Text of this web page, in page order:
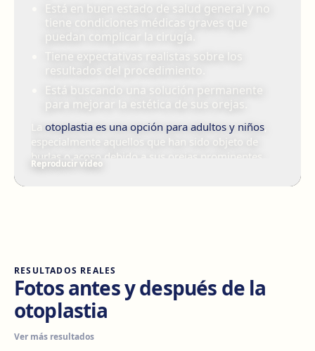
Está en buen estado de salud general y no
tiene condiciones médicas graves que
puedan complicar la cirugía.
Tiene expectativas realistas sobre los
resultados del procedimiento.
Está buscando una solución permanente
para mejorar la estética de sus orejas.
La otoplastia es una opción para adultos y niños
especialmente aquellos que han sido objeto de
burlas o acoso debido a sus orejas prominentes.
Reproducir vídeo
RESULTADOS REALES
Fotos antes y después de la
otoplastia
Ver más resultados